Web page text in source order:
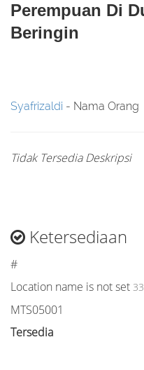
Perempuan Di
Beringin
Syafrizaldi - Nama Orang
Tidak Tersedia Deskripsi
Ketersediaan
#
Location name is not set
MTS05001
Tersedia